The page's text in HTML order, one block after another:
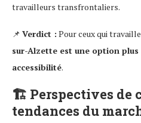
travailleurs transfrontaliers.
📌 Verdict : Pour ceux qui
sur-Alzette est une option
accessibilité.
🏗 Perspectives de
tendances du